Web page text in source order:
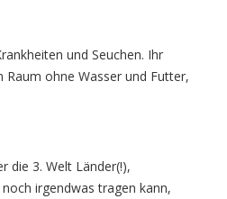
und Seuchen. Ihr
ohne Wasser und Futter,
die 3. Welt Länder(!),
irgendwas tragen kann,